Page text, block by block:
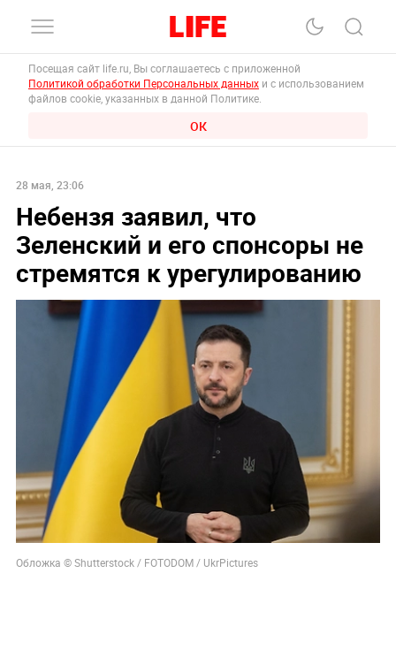
Посещая сайт life.ru, Вы соглашаетесь с приложенной
Политикой обработки Персональных данных и с использованием
файлов cookie, указанных в данной Политике.
ОК
28 мая, 23:06
Небензя заявил, что
Зеленский и его спонсоры не
стремятся к урегулированию
Обложка © Shutterstock / FOTODOM / UkrPictures